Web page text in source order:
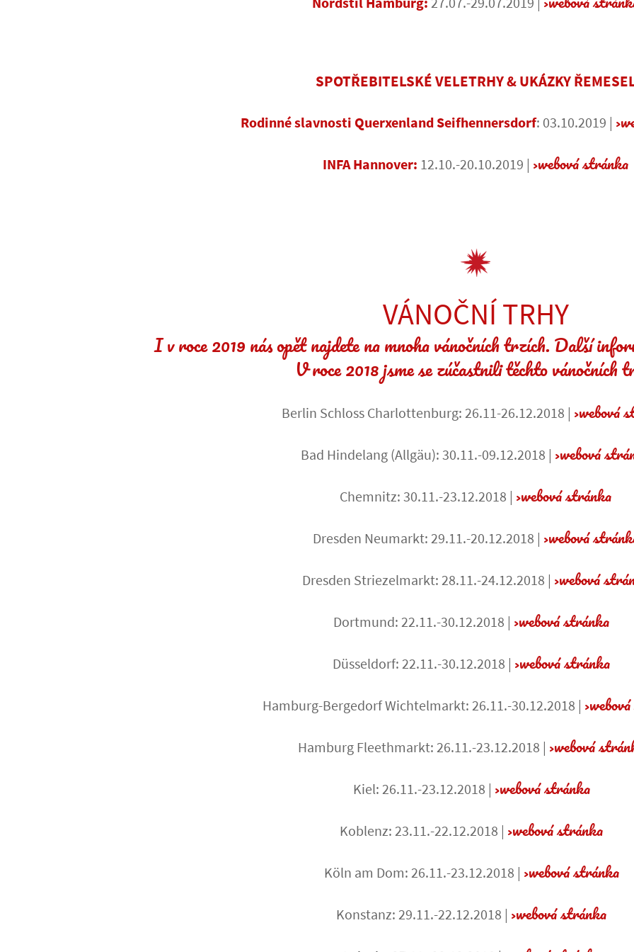
SPOTŘEBITELSKÉ VELETRHY & UKÁZKY
Rodinné slavnosti Querxenland Seifhennersdorf: 03.10.2019 |
INFA Hannover: 12.10.-20.10.2019 | webová stránka
VÁNOČNÍ TRHY
I v roce 2019 nás opět najdete na mnoha vánočních trzích. Další
V roce 2018 jsme se zúčastnili těchto vánočních
Berlin Schloss Charlottenburg: 26.11-26.12.2018 | webová
Bad Hindelang (Allgäu): 30.11.-09.12.2018 | webová
Chemnitz: 30.11.-23.12.2018 | webová stránka
Dresden Neumarkt: 29.11.-20.12.2018 | webová
Dresden Striezelmarkt: 28.11.-24.12.2018 | webová
Dortmund: 22.11.-30.12.2018 | webová stránka
Düsseldorf: 22.11.-30.12.2018 | webová stránka
Hamburg-Bergedorf Wichtelmarkt: 26.11.-30.12.2018 |
Hamburg Fleethmarkt: 26.11.-23.12.2018 | webová
Kiel: 26.11.-23.12.2018 | webová stránka
Koblenz: 23.11.-22.12.2018 | webová stránka
Köln am Dom: 26.11.-23.12.2018 | webová stránka
Konstanz: 29.11.-22.12.2018 | webová stránka